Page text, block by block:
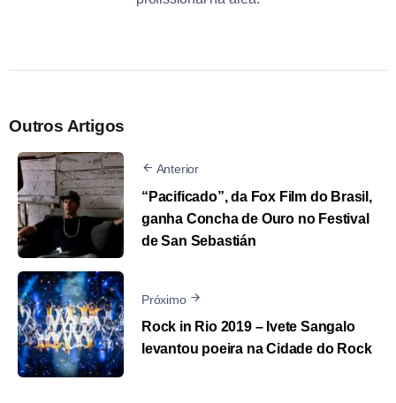
Outros Artigos
Anterior
“Pacificado”, da Fox Film do Brasil,
ganha Concha de Ouro no Festival
de San Sebastián
Próximo
Rock in Rio 2019 – Ivete Sangalo
levantou poeira na Cidade do Rock